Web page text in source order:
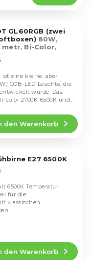
GL60RGB (zwei
80W,
metr, Bi-Color,
den Warenkorb
ist eine kleine, aber
COB-LED-Leuchte, die
wurde. Das
color 2700K-6500K und
E27 6500K
den Warenkorb
6500K Temperatur
für die
klassischen